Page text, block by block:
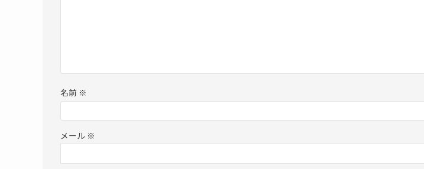
名前 ※
メール ※